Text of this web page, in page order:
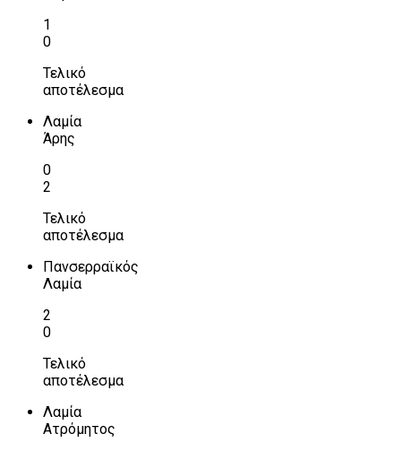
1
0
Τελικό
αποτέλεσμα
Λαμία
Άρης
0
2
Τελικό
αποτέλεσμα
Πανσερραϊκός
Λαμία
2
0
Τελικό
αποτέλεσμα
Λαμία
Ατρόμητος